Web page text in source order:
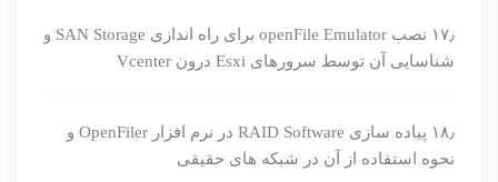
۱۷٫ نصب openFile Emulator برای راه اندازی SAN Storage و
شناسایی آن توسط سرورهای Esxi درون Vcenter
۱۸٫ پیاده سازی RAID Software در نرم افزار OpenFiler و
نحوه استفاده از آن در شبکه های حقیقی